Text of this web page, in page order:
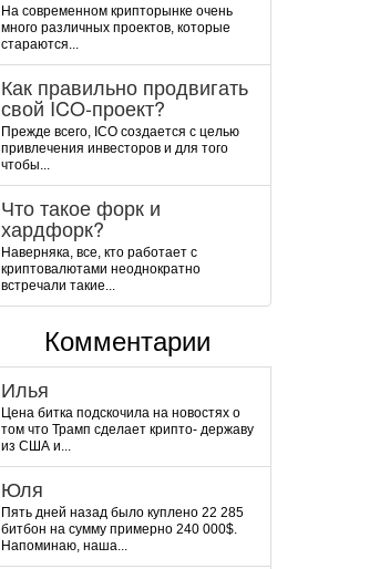
На современном крипторынке очень
много различных проектов, которые
стараются...
Как правильно продвигать
свой ICO-проект?
Прежде всего, ICO создается с целью
привлечения инвесторов и для того
чтобы...
Что такое форк и
хардфорк?
Наверняка, все, кто работает с
криптовалютами неоднократно
встречали такие...
Комментарии
Илья
Цена битка подскочила на новостях о
том что Трамп сделает крипто- державу
из США и...
Юля
Пять дней назад было куплено 22 285
битбон на сумму примерно 240 000$.
Напоминаю, наша...